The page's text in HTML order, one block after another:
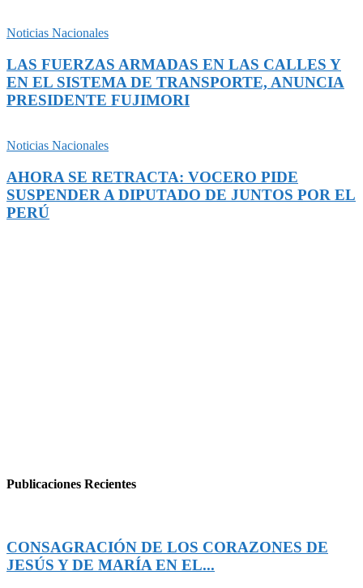
Noticias Nacionales
LAS FUERZAS ARMADAS EN LAS CALLES Y
EN EL SISTEMA DE TRANSPORTE, ANUNCIA
PRESIDENTE FUJIMORI
Noticias Nacionales
AHORA SE RETRACTA: VOCERO PIDE
SUSPENDER A DIPUTADO DE JUNTOS POR EL
PERÚ
Publicaciones Recientes
CONSAGRACIÓN DE LOS CORAZONES DE
JESÚS Y DE MARÍA EN EL...